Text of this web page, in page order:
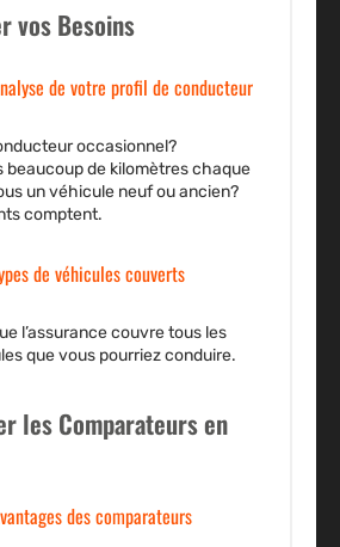
vos Besoins
de votre profil de conducteur
occasionnel?
beaucoup de kilomètres chaque
un véhicule neuf ou ancien?
comptent.
de véhicules couverts
l’assurance couvre tous les
que vous pourriez conduire.
les Comparateurs en
des comparateurs